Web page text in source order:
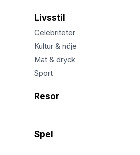
Livsstil
Celebriteter
Kultur & nöje
Mat & dryck
Sport
Resor
Spel